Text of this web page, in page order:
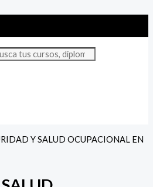
Y SALUD OCUPACIONAL EN